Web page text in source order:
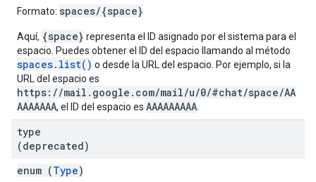
Formato: spaces/{space}
Aquí, {space} representa el ID asignado por el sistema para el
espacio. Puedes obtener el ID del espacio llamando al método
spaces.list() o desde la URL del espacio. Por ejemplo, si la
URL del espacio es
https://mail.google.com/mail/u/0/#chat/space/AA
AAAAAAA, el ID del espacio es AAAAAAAAA
type
(deprecated)
enum (Type)